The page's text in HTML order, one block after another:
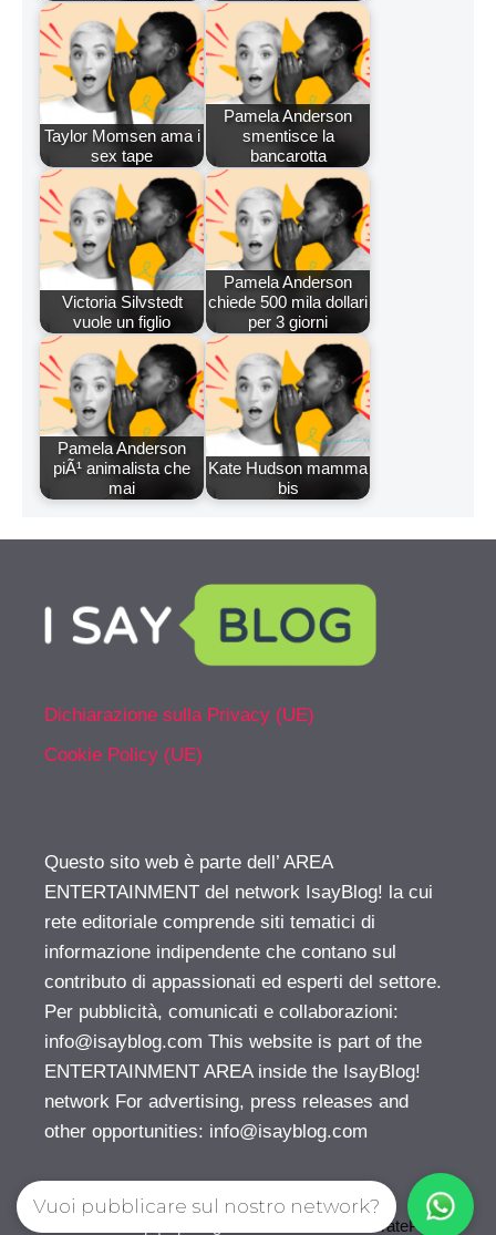
Taylor Momsen ama i
sex tape
Pamela Anderson
smentisce la
bancarotta
Victoria Silvstedt
vuole un figlio
Pamela Anderson
chiede 500 mila dollari
per 3 giorni
Pamela Anderson
piÃ¹ animalista che
mai
Kate Hudson mamma
bis
Dichiarazione sulla Privacy (UE)
Cookie Policy (UE)
Questo sito web è parte dell’ AREA
ENTERTAINMENT del network IsayBlog! la cui
rete editoriale comprende siti tematici di
informazione indipendente che contano sul
contributo di appassionati ed esperti del settore.
Per pubblicità, comunicati e collaborazioni:
info@isayblog.com This website is part of the
ENTERTAINMENT AREA inside the IsayBlog!
network For advertising, press releases and
other opportunities: info@isayblog.com
GeneratePress
Vuoi pubblicare sul nostro network?